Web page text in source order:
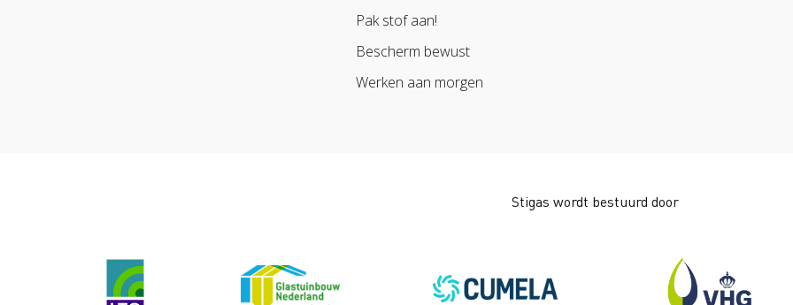
Pak stof aan!
Bescherm bewust
Werken aan morgen
Stigas wordt bestuurd door